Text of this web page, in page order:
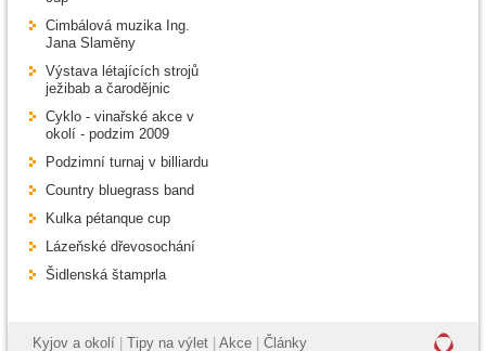
Cimbálová muzika Ing.
Jana Slaměny
Výstava létajících strojů
ježibab a čarodějnic
Cyklo - vinařské akce v
okolí - podzim 2009
Podzimní turnaj v billiardu
Country bluegrass band
Kulka pétanque cup
Lázeňské dřevosochání
Šidlenská štamprla
Kyjov a okolí | Tipy na výlet | Akce | Články